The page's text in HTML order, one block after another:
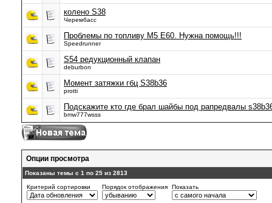
колено S38
Черембасс
Проблемы по топливу М5 Е60. Нужна помощь!!!
Speedrunner
S54 редукционный клапан
deburbon
Момент затяжки гбц S38b36
protti
Подскажите кто где брал шайбы под рапредвалы
bmw777wsss
Опции просмотра
Показаны темы с 1 по 25 из 2813
Критерий сортировки Порядок отображения Показать